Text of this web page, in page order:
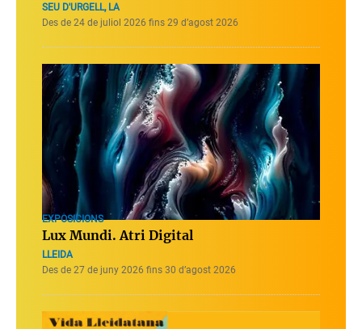
SEU D'URGELL, LA
Des de 24 de juliol 2026 fins 29 d’agost 2026
EXPOSICIONS
Lux Mundi. Atri Digital
LLEIDA
Des de 27 de juny 2026 fins 30 d’agost 2026